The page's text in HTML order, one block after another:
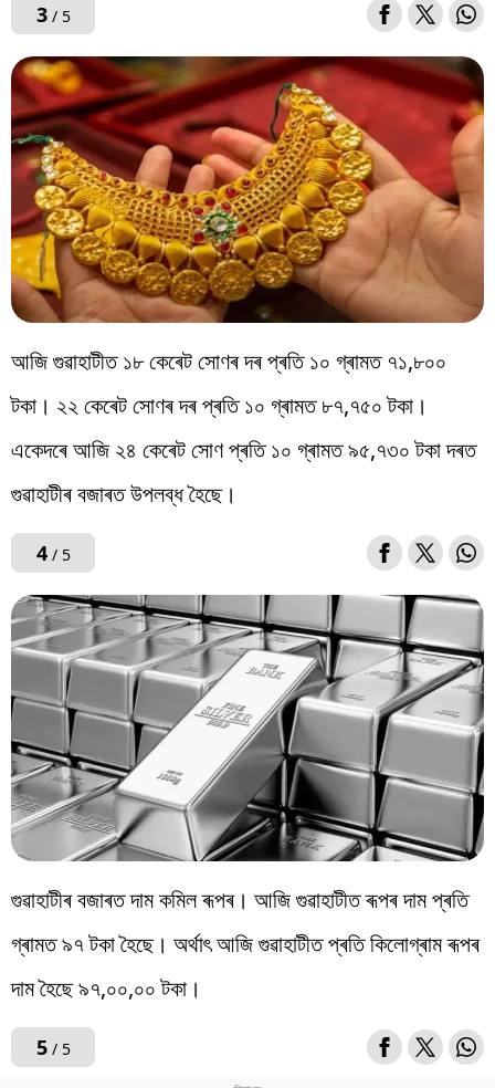
3/ 5
আজি গুৱাহাটীত ১৮ কেৰেট সোণৰ দৰ প্ৰতি ১০ গ্ৰামত ৭১,৮০০
টকা। ২২ কেৰেট সোণৰ দৰ প্ৰতি ১০ গ্ৰামত ৮৭,৭৫০ টকা।
একেদৰে আজি ২৪ কেৰেট সোণ প্ৰতি ১০ গ্ৰামত ৯৫,৭৩০ টকা দৰত
গুৱাহাটীৰ বজাৰত উপলব্ধ হৈছে।
4/ 5
গুৱাহাটীৰ বজাৰত দাম কমিল ৰূপৰ। আজি গুৱাহাটীত ৰূপৰ দাম প্ৰতি
গ্ৰামত ৯৭ টকা হৈছে। অৰ্থাৎ আজি গুৱাহাটীত প্ৰতি কিলোগ্ৰাম ৰূপৰ
দাম হৈছে ৯৭,০০,০০ টকা।
5/ 5